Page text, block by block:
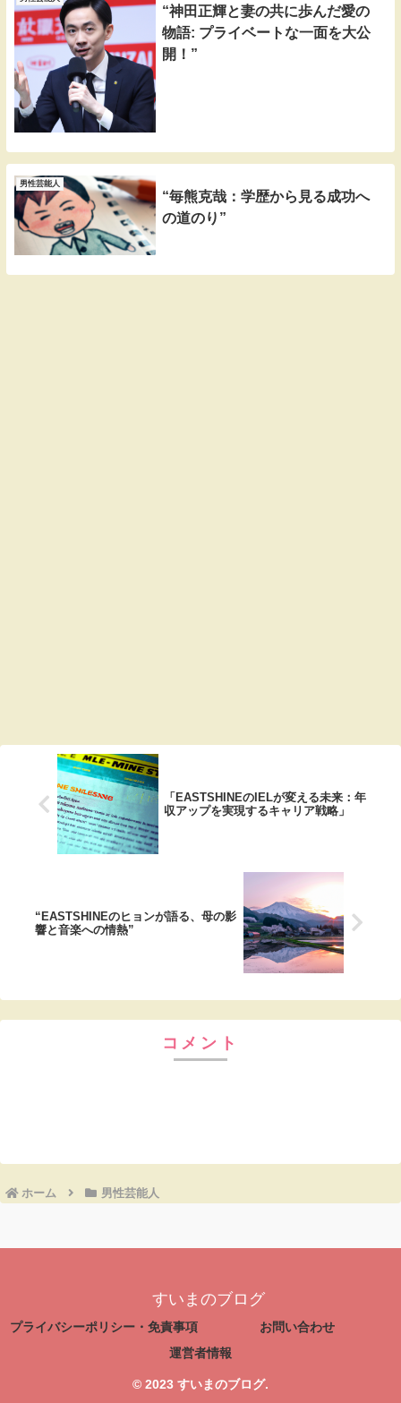
“神田正輝と妻の共に歩んだ愛の
物語: プライベートな一面を大公
開！”
男性芸能人
“毎熊克哉：学歴から見る成功へ
の道のり”
「EASTSHINEのIELが変える未来：年
収アップを実現するキャリア戦略」
“EASTSHINEのヒョンが語る、母の影
響と音楽への情熱”
コメント
ホーム 男性芸能人
すいまのブログ
プライバシーポリシー・免責事項
お問い合わせ
運営者情報
© 2023 すいまのブログ.